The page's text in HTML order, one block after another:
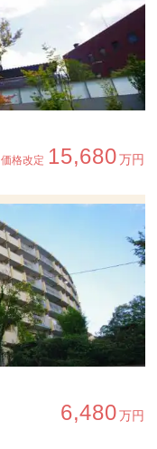
価格改定 15,680万円
6,480万円